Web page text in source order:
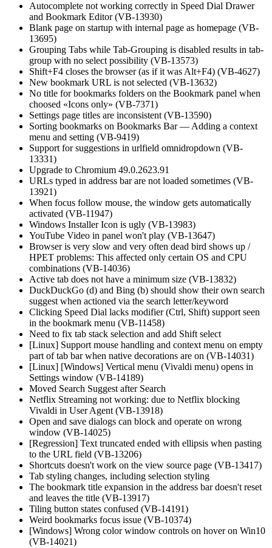
Autocomplete not working correctly in Speed Dial Drawer
and Bookmark Editor (VB-13930)
Blank page on startup with internal page as homepage (VB-
13695)
Grouping Tabs while Tab-Grouping is disabled results in tab-
group with no select possibility (VB-13573)
Shift+F4 closes the browser (as if it was Alt+F4) (VB-4627)
New bookmark URL is not selected (VB-13632)
No title for bookmarks folders on the Bookmark panel when
choosed «Icons only» (VB-7371)
Settings page titles are inconsistent (VB-13590)
Sorting bookmarks on Bookmarks Bar — Adding a context
menu and setting (VB-9419)
Support for suggestions in urlfield omnidropdown (VB-
13331)
Upgrade to Chromium 49.0.2623.91
URLs typed in address bar are not loaded sometimes (VB-
13921)
When focus follow mouse, the window gets automatically
activated (VB-11947)
Windows Installer Icon is ugly (VB-13983)
YouTube Video in panel won't play (VB-13647)
Browser is very slow and very often dead bird shows up /
HPET problems: This affected only certain OS and CPU
combinations (VB-14036)
Active tab does not have a minimum size (VB-13832)
DuckDuckGo (d) and Bing (b) should show their own search
suggest when actioned via the search letter/keyword
Clicking Speed Dial lacks modifier (Ctrl, Shift) support seen
in the bookmark menu (VB-11458)
Need to fix tab stack selection and add Shift select
[Linux] Support mouse handling and context menu on empty
part of tab bar when native decorations are on (VB-14031)
[Linux] [Windows] Vertical menu (Vivaldi menu) opens in
Settings window (VB-14189)
Moved Search Suggest after Search
Netflix Streaming not working: due to Netflix blocking
Vivaldi in User Agent (VB-13918)
Open and save dialogs can block and operate on wrong
window (VB-14025)
[Regression] Text truncated ended with ellipsis when pasting
to the URL field (VB-13206)
Shortcuts doesn't work on the view source page (VB-13417)
Tab styling changes, including selection styling
The bookmark title expansion in the address bar doesn't reset
and leaves the title (VB-13917)
Tiling button states confused (VB-14191)
Weird bookmarks focus issue (VB-10374)
[Windows] Wrong color window controls on hover on Win10
(VB-14021)